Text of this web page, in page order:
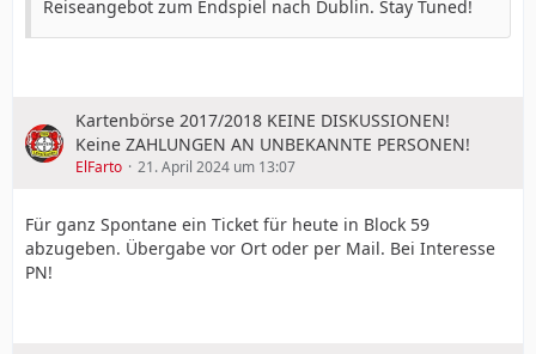
Reiseangebot zum Endspiel nach Dublin. Stay Tuned!
Kartenbörse 2017/2018 KEINE DISKUSSIONEN!
Keine ZAHLUNGEN AN UNBEKANNTE PERSONEN!
ElFarto 21. April 2024 um 13:07
Für ganz Spontane ein Ticket für heute in Block 59
abzugeben. Übergabe vor Ort oder per Mail. Bei Interesse
PN!